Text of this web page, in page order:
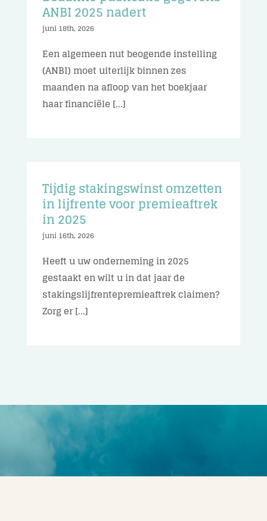
ANBI 2025 nadert
juni 18th, 2026
Een algemeen nut beogende instelling
(ANBI) moet uiterlijk binnen zes
maanden na afloop van het boekjaar
haar financiële [...]
Tijdig stakingswinst omzetten
in lijfrente voor premieaftrek
in 2025
juni 16th, 2026
Heeft u uw onderneming in 2025
gestaakt en wilt u in dat jaar de
stakingslijfrentepremieaftrek claimen?
Zorg er [...]